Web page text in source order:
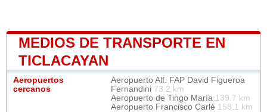
MEDIOS DE TRANSPORTE EN
TICLACAYAN
Aeropuertos
cercanos
Aeropuerto Alf. FAP David Figueroa
Fernandini 73.2 km
Aeropuerto de Tingo María 139.7 km
Aeropuerto Francisco Carlé 158.1 km